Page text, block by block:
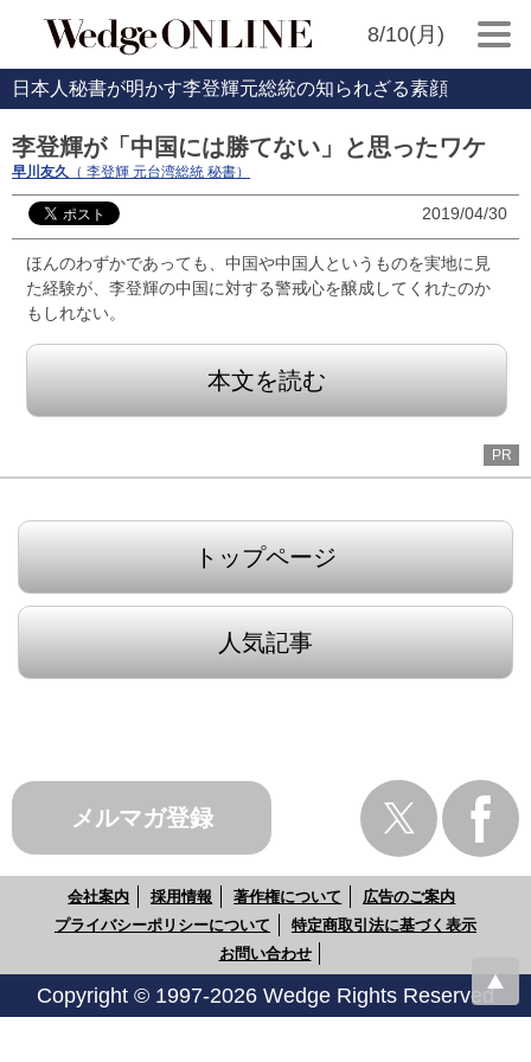
8/10(月)
日本人秘書が明かす李登輝元総統の知られざる素顔
李登輝が「中国には勝てない」と思ったワケ
早川友久 （ 李登輝 元台湾総統 秘書）
2019/04/30
ほんのわずかであっても、中国や中国人というものを実地に見
た経験が、李登輝の中国に対する警戒心を醸成してくれたのか
もしれない。
本文を読む
PR
トップページ
人気記事
メルマガ登録
会社案内 採用情報 著作権について
広告のご案内
プライバシーポリシーについて
特定商取引法に基づく表示
お問い合わせ
Copyright © 1997-2026 Wedge Rights Reserved